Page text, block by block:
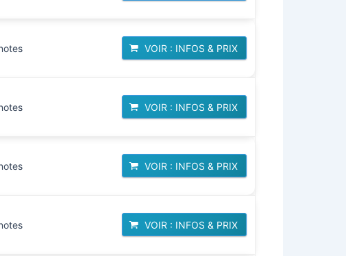
VOIR : INFOS & PRIX
VOIR : INFOS & PRIX
VOIR : INFOS & PRIX
VOIR : INFOS & PRIX